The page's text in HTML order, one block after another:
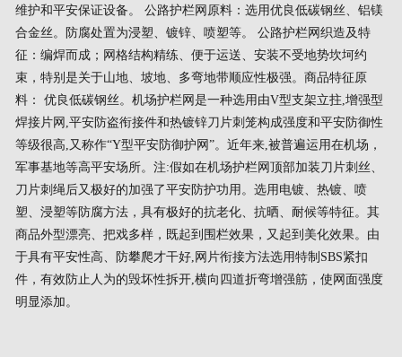
维护和平安保证设备。 公路护栏网原料：选用优良低碳钢丝、铝镁
合金丝。防腐处置为浸塑、镀锌、喷塑等。 公路护栏网织造及特
征：编焊而成；网格结构精练、便于运送、安装不受地势坎坷约
束，特别是关于山地、坡地、多弯地带顺应性极强。商品特征原
料： 优良低碳钢丝。机场护栏网是一种选用由V型支架立拄,增强型
焊接片网,平安防盗衔接件和热镀锌刀片刺笼构成强度和平安防御性
等级很高,又称作“Y型平安防御护网”。近年来,被普遍运用在机场，
军事基地等高平安场所。注:假如在机场护栏网顶部加装刀片刺丝、
刀片刺绳后又极好的加强了平安防护功用。选用电镀、热镀、喷
塑、浸塑等防腐方法，具有极好的抗老化、抗晒、耐候等特征。其
商品外型漂亮、把戏多样，既起到围栏效果，又起到美化效果。由
于具有平安性高、防攀爬才干好,网片衔接方法选用特制SBS紧扣
件，有效防止人为的毁坏性拆开,横向四道折弯增强筋，使网面强度
明显添加。